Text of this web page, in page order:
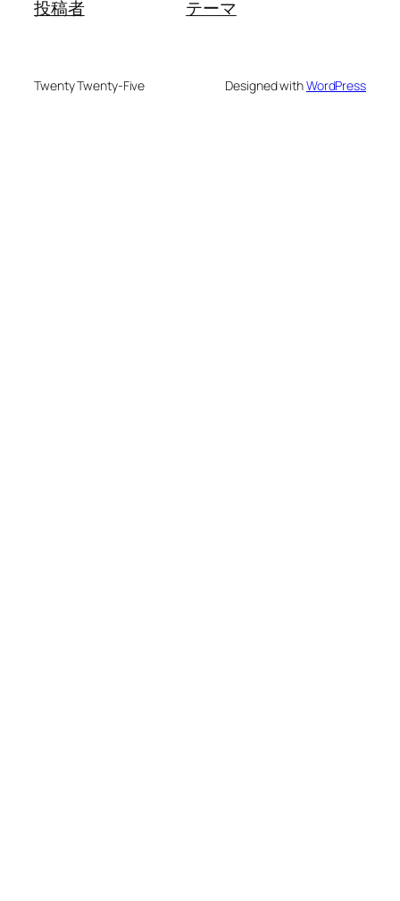
投稿者
テーマ
Twenty Twenty-Five Designed withWordPress